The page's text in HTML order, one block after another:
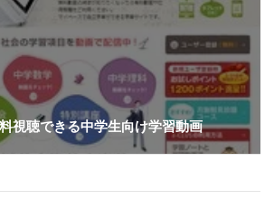
視聴できる中学生向け学習動画